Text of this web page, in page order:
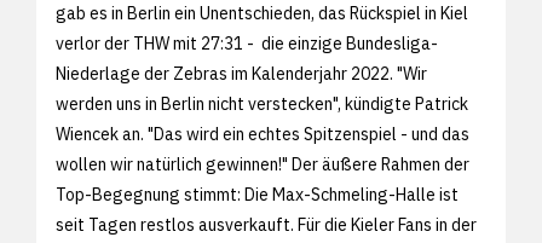
gab es in Berlin ein Unentschieden, das Rückspiel in Kiel
verlor der THW mit 27:31 - die einzige Bundesliga-
Niederlage der Zebras im Kalenderjahr 2022. "Wir
werden uns in Berlin nicht verstecken", kündigte Patrick
Wiencek an. "Das wird ein echtes Spitzenspiel - und das
wollen wir natürlich gewinnen!" Der äußere Rahmen der
Top-Begegnung stimmt: Die Max-Schmeling-Halle ist
seit Tagen restlos ausverkauft. Für die Kieler Fans in der